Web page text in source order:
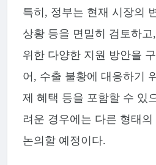
특히, 정부는 현재 시장의
상황 등을 면밀히 검토하
위한 다양한 지원 방안을
어, 수출 불황에 대응하기
제 혜택 등을 포함할 수 있
려운 경우에는 다른 형태
논의할 예정이다.